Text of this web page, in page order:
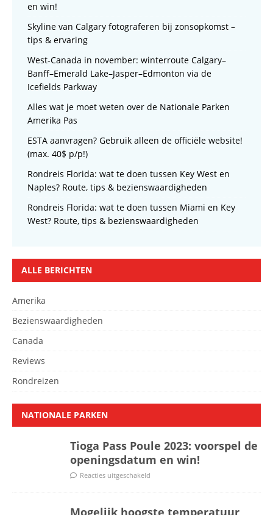
en win!
Skyline van Calgary fotograferen bij zonsopkomst –
tips & ervaring
West-Canada in november: winterroute Calgary–
Banff–Emerald Lake–Jasper–Edmonton via de
Icefields Parkway
Alles wat je moet weten over de Nationale Parken
Amerika Pas
ESTA aanvragen? Gebruik alleen de officiële website!
(max. 40$ p/p!)
Rondreis Florida: wat te doen tussen Key West en
Naples? Route, tips & bezienswaardigheden
Rondreis Florida: wat te doen tussen Miami en Key
West? Route, tips & bezienswaardigheden
ALLE BERICHTEN
Amerika
Bezienswaardigheden
Canada
Reviews
Rondreizen
NATIONALE PARKEN
Tioga Pass Poule 2023: voorspel de
openingsdatum en win!
Reacties uitgeschakeld
Mogelijk hoogste temperatuur